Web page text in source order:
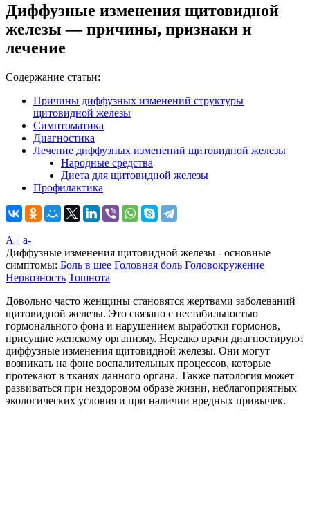
Диффузные изменения щитовидной
железы — причины, признаки и
лечение
Содержание статьи:
Причины диффузных изменений структуры
щитовидной железы
Симптоматика
Диагностика
Лечение диффузных изменений щитовидной железы
Народные средства
Диета для щитовидной железы
Профилактика
A+ а-
Диффузные изменения щитовидной железы - основные
симптомы: Боль в шее Головная боль Головокружение
Нервозность Тошнота
Довольно часто женщины становятся жертвами заболеваний
щитовидной железы. Это связано с нестабильностью
гормонального фона и нарушением выработки гормонов,
присущие женскому организму. Нередко врачи диагностируют
диффузные изменения щитовидной железы. Они могут
возникать на фоне воспалительных процессов, которые
протекают в тканях данного органа. Также патология может
развиваться при нездоровом образе жизни, неблагоприятных
экологических условия и при наличии вредных привычек.